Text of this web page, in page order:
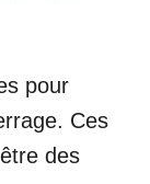
pour
Ces
des